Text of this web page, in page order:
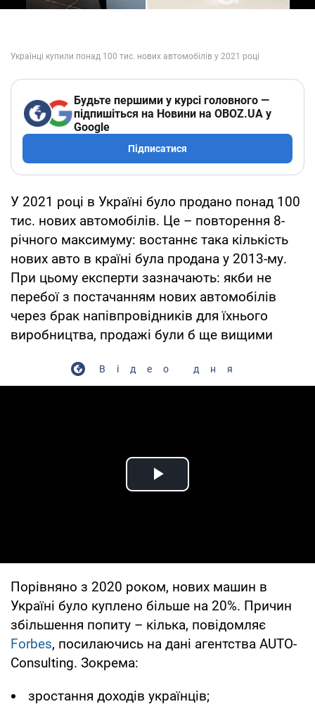
Будьте першими у курсі головного —
підпишіться на Новини на OBOZ.UA у
Google
Підписатися
У 2021 році в Україні було продано понад 100
тис. нових автомобілів. Це – повторення 8-
річного максимуму: востаннє така кількість
нових авто в країні була продана у 2013-му.
При цьому експерти зазначають: якби не
перебої з постачанням нових автомобілів
через брак напівпровідників для їхнього
виробництва, продажі були б ще вищими
Відео дня
Play Video
Порівняно з 2020 роком, нових машин в
Україні було куплено більше на 20%. Причин
збільшення попиту – кілька, повідомляє
Forbes, посилаючись на дані агентства AUTO-
Consulting. Зокрема:
зростання доходів українців;